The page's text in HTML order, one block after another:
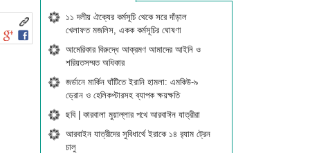
১১ দলীয় ঐক্যের কর্মসূচি থেকে সরে দাঁড়াল
খেলাফত মজলিস, একক কর্মসূচির ঘোষণা
আমেরিকার বিরুদ্ধে আক্রমণ আমাদের আইনি ও
শরিয়তসম্মত অধিকার
জর্ডানে মার্কিন ঘাঁটিতে ইরানি হামলা: এমকিউ-৯
ড্রোন ও হেলিকপ্টারসহ ব্যাপক ক্ষয়ক্ষতি
ছবি | কারবালা মুয়াল্লার পথে আরবাঈন যাত্রীরা
আরবাইন যাত্রীদের সুবিধার্থে ইরাকে ১৪ র‍্যাম ট্রেন
চালু